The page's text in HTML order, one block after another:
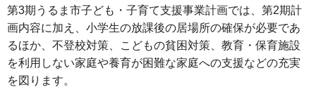
第3期うるま市子ども・子育て支援事業計画では、第2期計
画内容に加え、小学生の放課後の居場所の確保が必要であ
るほか、不登校対策、こどもの貧困対策、教育・保育施設
を利用しない家庭や養育が困難な家庭への支援などの充実
を図ります。